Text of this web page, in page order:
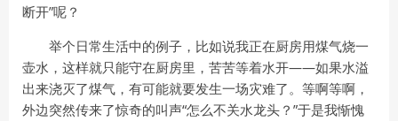
断开”呢？
举个日常生活中的例子，比如说我正在厨房用煤气烧一
壶水，这样就只能守在厨房里，苦苦等着水开——如果水溢
出来浇灭了煤气，有可能就要发生一场灾难了。等啊等啊，
外边突然传来了惊奇的叫声“怎么不关水龙头？”于是我惭愧